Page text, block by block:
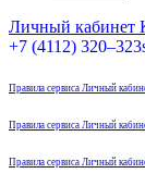
Личный кабинет
Страница
открывается
новом
Страница
открывается
новом
Страница
открывается
новом
Страница
открывается
новом
+7 (4112) 320–323
Правила сервиса Личный
Правила сервиса Личный
Правила сервиса Личный